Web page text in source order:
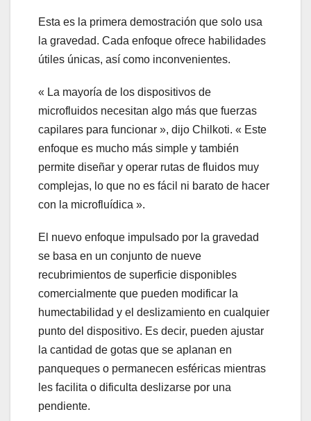
Esta es la primera demostración que solo usa
la gravedad. Cada enfoque ofrece habilidades
útiles únicas, así como inconvenientes.
« La mayoría de los dispositivos de
microfluidos necesitan algo más que fuerzas
capilares para funcionar », dijo Chilkoti. « Este
enfoque es mucho más simple y también
permite diseñar y operar rutas de fluidos muy
complejas, lo que no es fácil ni barato de hacer
con la microfluídica ».
El nuevo enfoque impulsado por la gravedad
se basa en un conjunto de nueve
recubrimientos de superficie disponibles
comercialmente que pueden modificar la
humectabilidad y el deslizamiento en cualquier
punto del dispositivo. Es decir, pueden ajustar
la cantidad de gotas que se aplanan en
panqueques o permanecen esféricas mientras
les facilita o dificulta deslizarse por una
pendiente.